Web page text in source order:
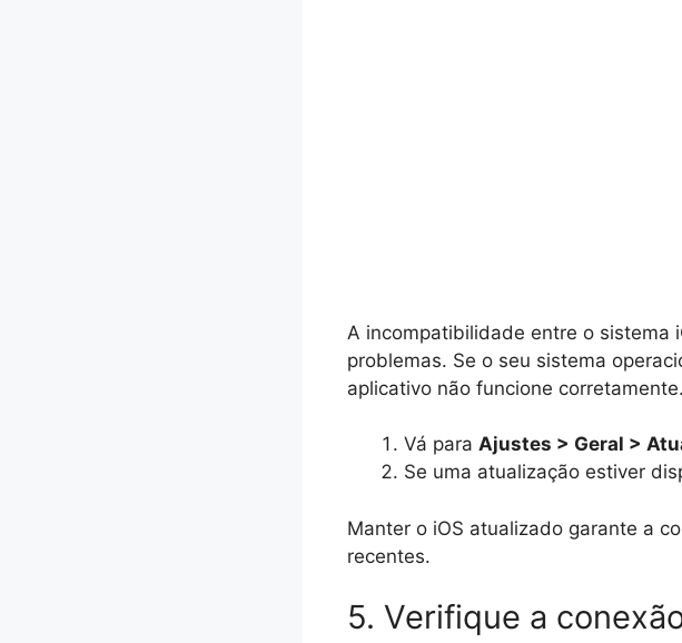
A incompatibilidade entre o sistema
problemas. Se o seu sistema
aplicativo não funcione
Vá para Ajustes > Geral >
Se uma atualização estiver
Manter o iOS atualizado garante a
recentes.
5. Verifique a